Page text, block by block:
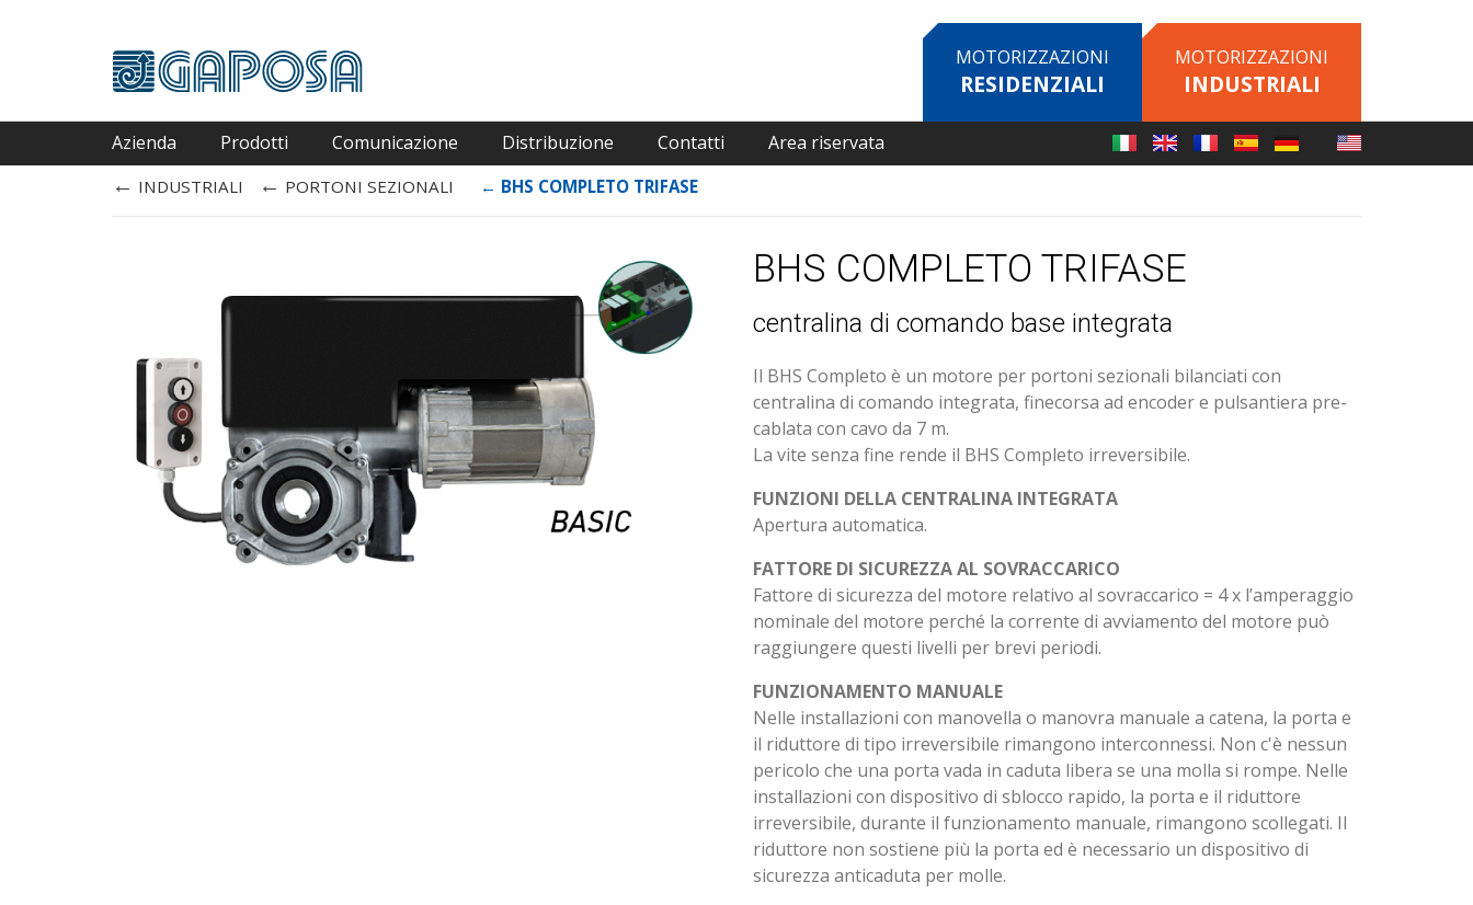
MOTORIZZAZIONI
RESIDENZIALI
MOTORIZZAZIONI
INDUSTRIALI
Azienda Prodotti Comunicazione Distribuzione Contatti Area riservata
← INDUSTRIALI ← PORTONI SEZIONALI ← BHS COMPLETO TRIFASE
BHS COMPLETO TRIFASE
centralina di comando base integrata
Il BHS Completo è un motore per portoni sezionali bilanciati con
centralina di comando integrata, finecorsa ad encoder e pulsantiera pre-
cablata con cavo da 7 m.
La vite senza fine rende il BHS Completo irreversibile.
FUNZIONI DELLA CENTRALINA INTEGRATA
Apertura automatica.
FATTORE DI SICUREZZA AL SOVRACCARICO
Fattore di sicurezza del motore relativo al sovraccarico = 4 x l’amperaggio
nominale del motore perché la corrente di avviamento del motore può
raggiungere questi livelli per brevi periodi.
FUNZIONAMENTO MANUALE
Nelle installazioni con manovella o manovra manuale a catena, la porta e
il riduttore di tipo irreversibile rimangono interconnessi. Non c'è nessun
pericolo che una porta vada in caduta libera se una molla si rompe. Nelle
installazioni con dispositivo di sblocco rapido, la porta e il riduttore
irreversibile, durante il funzionamento manuale, rimangono scollegati. Il
riduttore non sostiene più la porta ed è necessario un dispositivo di
sicurezza anticaduta per molle.